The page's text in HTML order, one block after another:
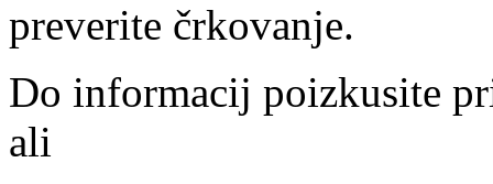
preverite črkovanje.
Do informacij poizkusite
ali